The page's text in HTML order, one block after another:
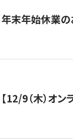
年末年始休業の
【12/9（木）オ